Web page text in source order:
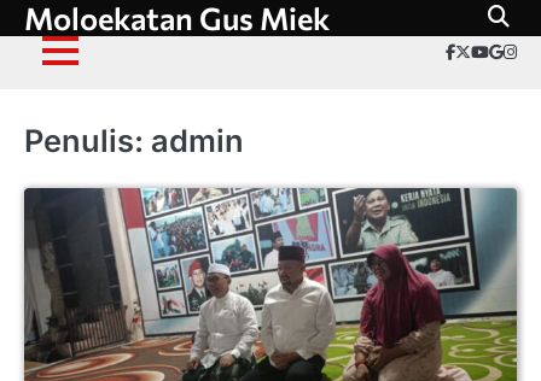
Skip
to
content
Moloekatan Gus Miek
twitter
Penulis: admin